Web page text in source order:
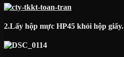
2.Lấy hộp mực HP45 khỏi hộp giấy.